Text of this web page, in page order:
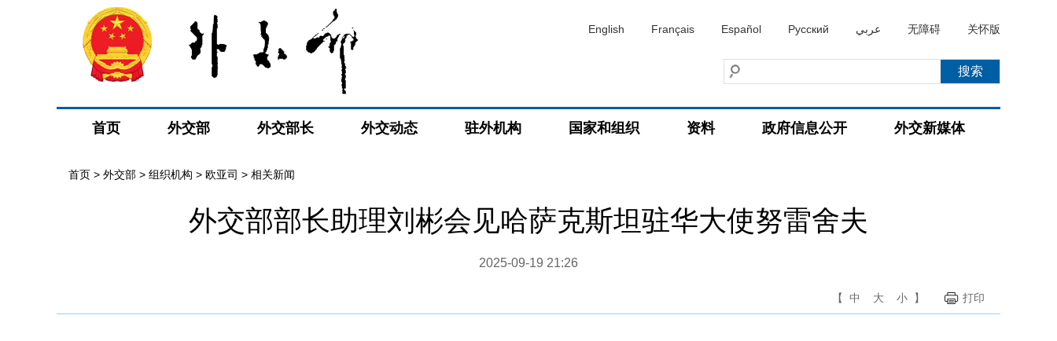
English Français Español Русский عربي 无障碍 关怀版
首页 外交部 外交部长 外交动态 驻外机构 国家和组织 资料 政府信息公开 外交新媒体
首页 > 外交部 > 组织机构 > 欧亚司 > 相关新闻
外交部部长助理刘彬会见哈萨克斯坦驻华大使努雷舍夫
2025-09-19 21:26
【 中 大 小 】 打印